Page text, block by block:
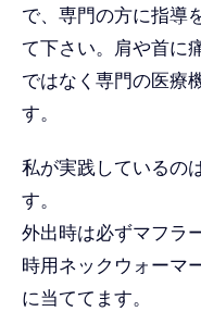
で、専門の方に指導
て下さい。肩や首に
ではなく専門の医療
す。
私が実践しているの
す。
外出時は必ずマフラ
時用ネックウォーマ
に当ててます。